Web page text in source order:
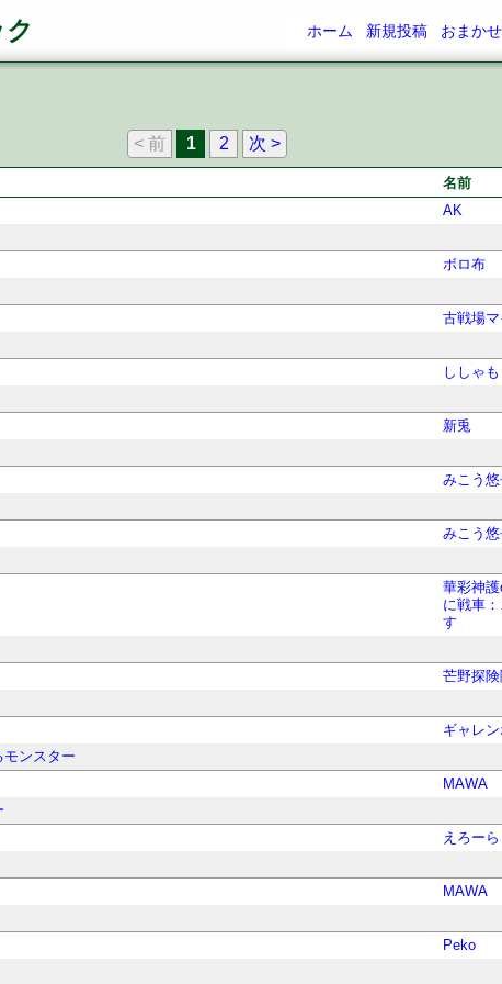
ホーム 新規投稿 おまか
< 前 1 2 次 >
名前
AK
ボロ布
古戦場マ
ししゃも
新兎
みこう
みこう
華彩神
に戦車
す
芒野探
ギャレ
モンスター
MAWA
えろーら
MAWA
Peko